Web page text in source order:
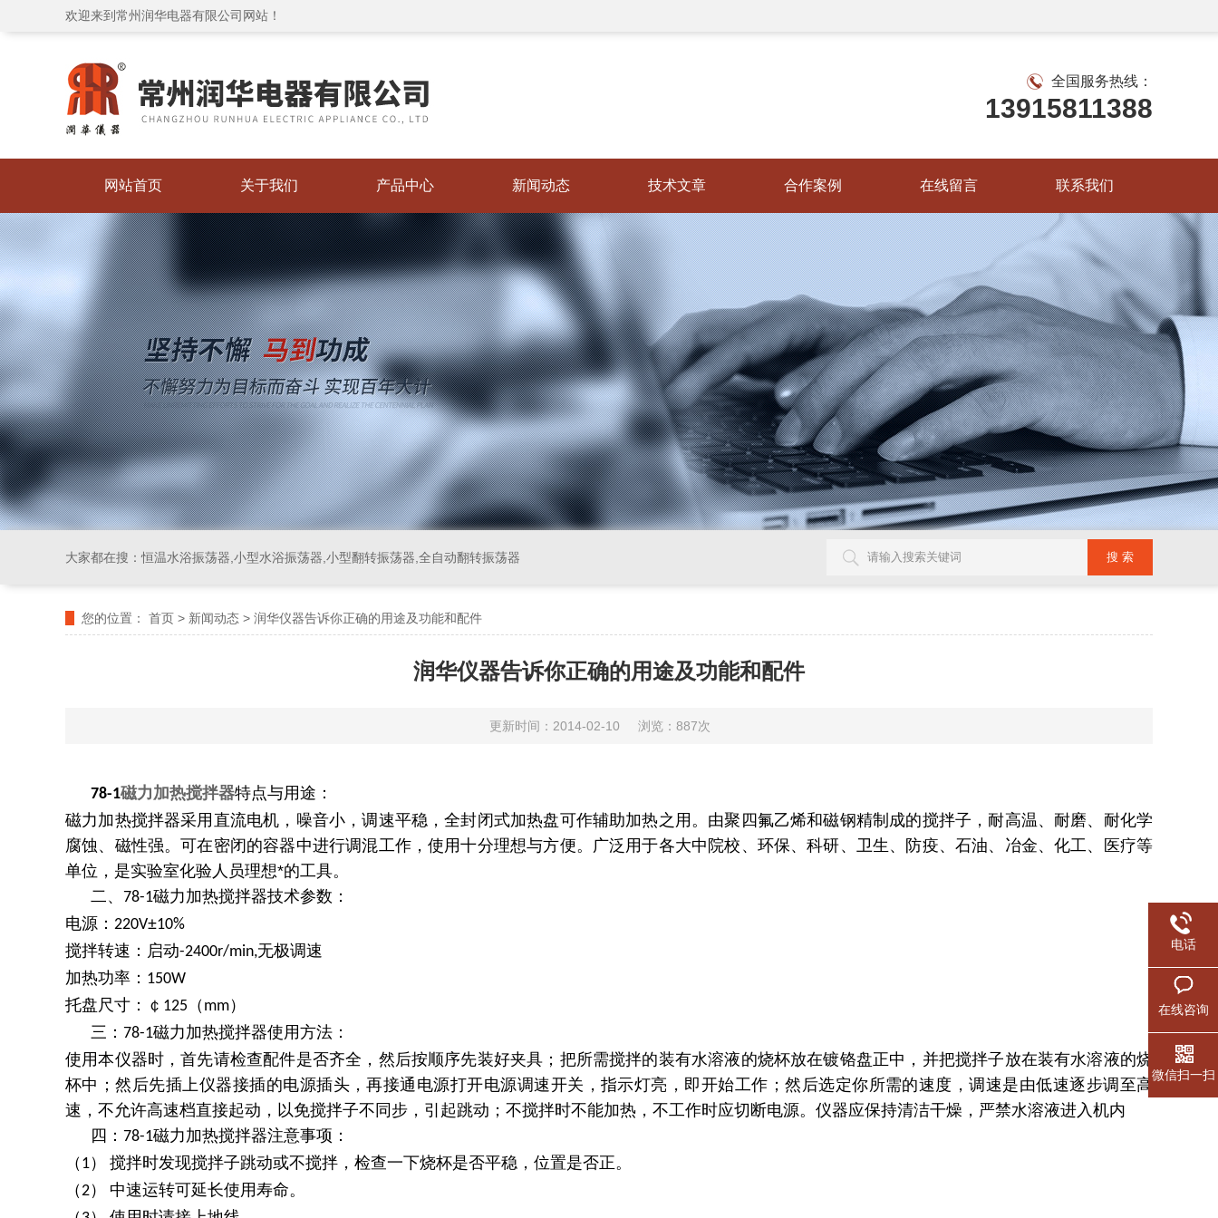
欢迎来到常州润华电器有限公司网站！
全国服务热线：
13915811388
网站首页 关于我们 产品中心 新闻动态 技术文章 合作案例 在线留言 联系我们
大家都在搜：恒温水浴振荡器,小型水浴振荡器,小型翻转振荡器,全自动翻转振荡器
您的位置： 首页 > 新闻动态 > 润华仪器告诉你正确的用途及功能和配件
润华仪器告诉你正确的用途及功能和配件
更新时间：2014-02-10 浏览：887次
78-1磁力加热搅拌器特点与用途：
磁力加热搅拌器采用直流电机，噪音小，调速平稳，全封闭式加热盘可作辅助加热之用。由聚四氟乙烯和磁钢精制成的搅拌子，耐高温、耐磨、耐化学
腐蚀、磁性强。可在密闭的容器中进行调混工作，使用十分理想与方便。广泛用于各大中院校、环保、科研、卫生、防疫、石油、冶金、化工、医疗等
单位，是实验室化验人员理想*的工具。
二、 78-1磁力加热搅拌器技术参数：
电源： 220V±10%
搅拌转速：启动-2400r/min,无极调速
加热功率： 150W
托盘尺寸：￠ 125 （ mm）
三： 78-1磁力加热搅拌器使用方法：
使用本仪器时，首先请检查配件是否齐全，然后按顺序先装好夹具；把所需搅拌的装有水溶液的烧杯放在镀铬盘正中，并把搅拌子放在装有水溶液的烧
杯中；然后先插上仪器接插的电源插头，再接通电源打开电源调速开关，指示灯亮，即开始工作；然后选定你所需的速度，调速是由低速逐步调至高
速，不允许高速档直接起动，以免搅拌子不同步，引起跳动；不搅拌时不能加热，不工作时应切断电源。仪器应保持清洁干燥，严禁水溶液进入机内
四： 78-1磁力加热搅拌器注意事项：
（ 1）
搅拌时发现搅拌子跳动或不搅拌，检查一下烧杯是否平稳，位置是否正。
（2）
中速运转可延长使用寿命。
电话
在线咨询
微信扫一扫